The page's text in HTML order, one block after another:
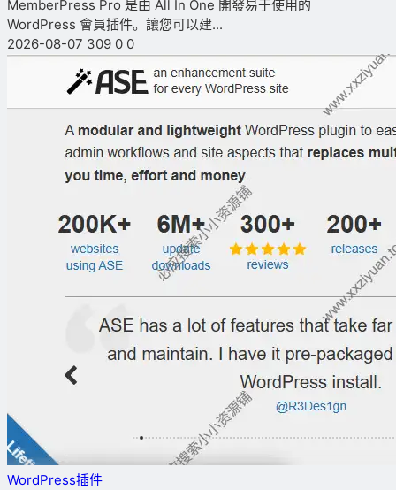
MemberPress Pro 是由 All In One 開發易于使用的
WordPress 會員插件。讓您可以建...
2026-08-07 309 0 0
WordPress插件